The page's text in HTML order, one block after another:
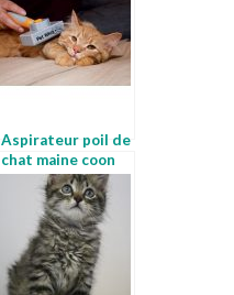
Aspirateur poil de
chat maine coon